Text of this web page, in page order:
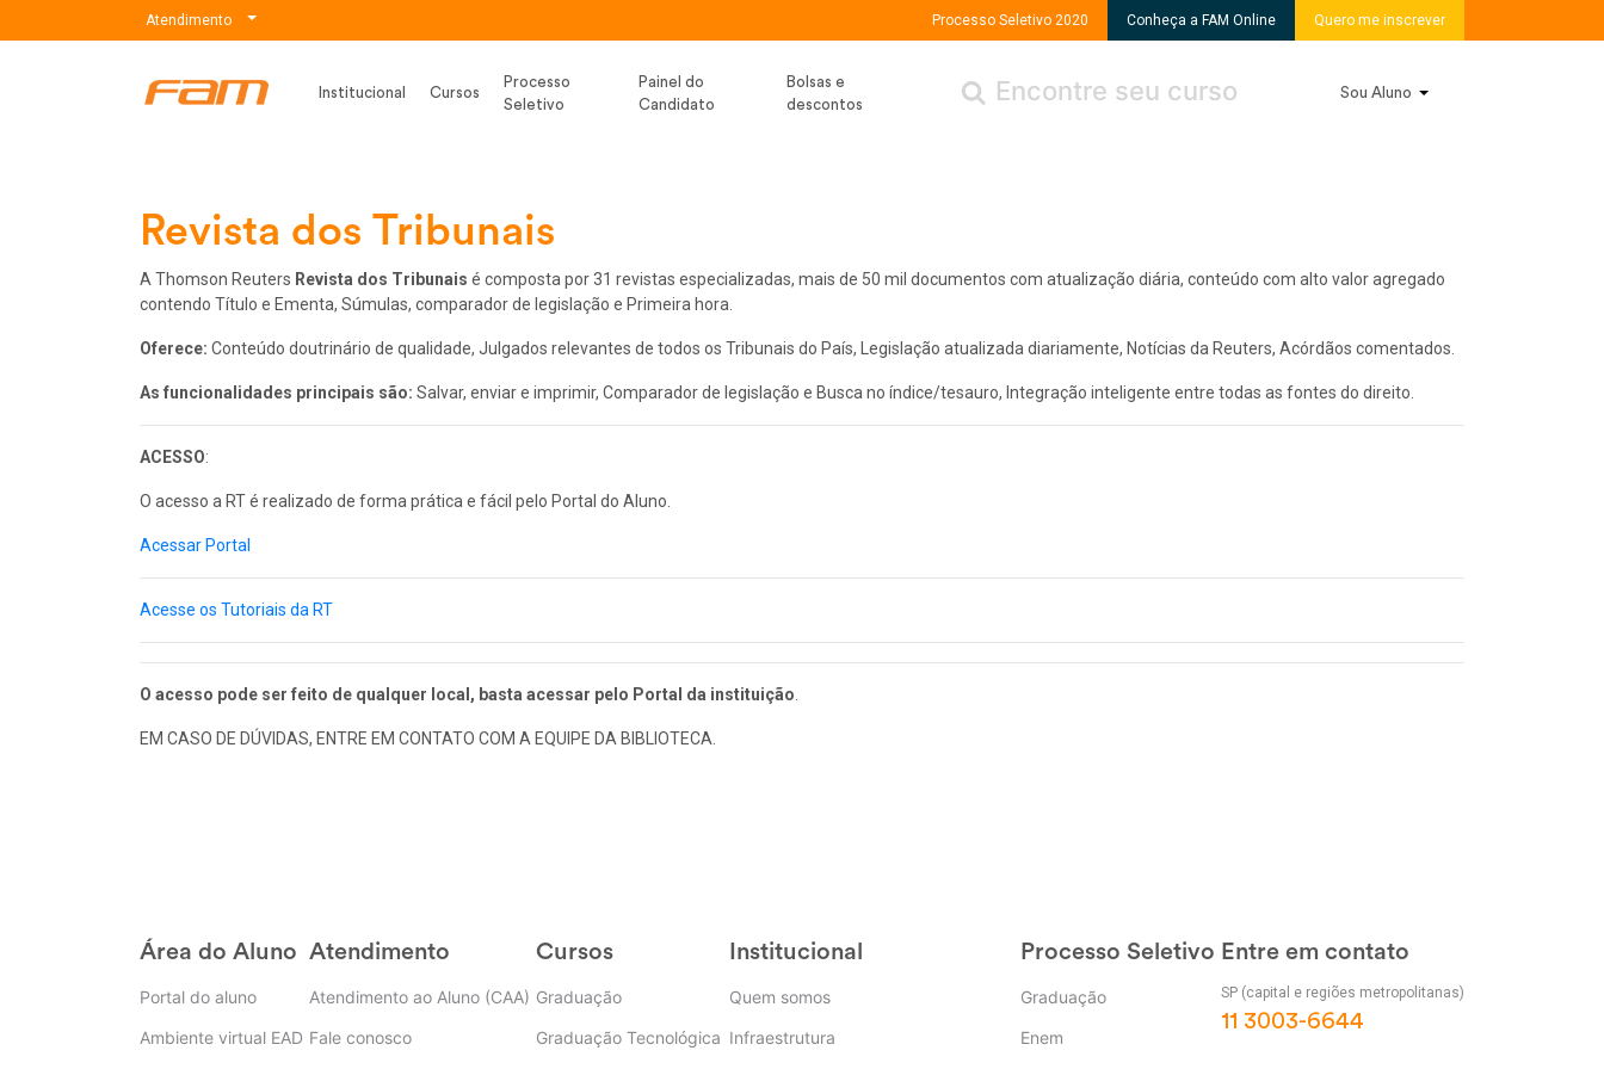
Atendimento Processo Seletivo 2020 Conheça a FAM Online Quero me inscrever
Fam Institucional Cursos
Processo
Seletivo
Painel do
Candidato
Bolsas e
descontos
Sou Aluno
← Voltar(Menu /)
Revista dos Tribunais
A Thomson Reuters Revista dos Tribunais é composta por 31 revistas especializadas, mais de 50 mil documentos com atualização diária, conteúdo com alto valor agregado
contendo Título e Ementa, Súmulas, comparador de legislação e Primeira hora.
Oferece: Conteúdo doutrinário de qualidade, Julgados relevantes de todos os Tribunais do País, Legislação atualizada diariamente, Notícias da Reuters, Acórdãos comentados.
As funcionalidades principais são: Salvar, enviar e imprimir, Comparador de legislação e Busca no índice/tesauro, Integração inteligente entre todas as fontes do direito.
ACESSO:
O acesso a RT é realizado de forma prática e fácil pelo Portal do Aluno.
Acessar Portal
Acesse os Tutoriais da RT
O acesso pode ser feito de qualquer local, basta acessar pelo Portal da instituição
EM CASO DE DÚVIDAS, ENTRE EM CONTATO COM A EQUIPE DA BIBLIOTECA.
Área do Aluno
Portal do aluno
Ambiente virtual EAD
Atendimento
Atendimento ao Aluno (CAA)
Fale conosco
Cursos
Graduação
Graduação Tecnológica
Institucional
Quem somos
Infraestrutura
Processo Seletivo
Graduação
Enem
Entre em contato
SP (capital e regiões metropolitanas)
11 3003-6644